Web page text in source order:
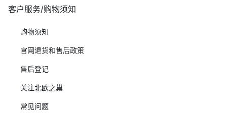
客户服务/购物须知
购物须知
官网退货和售后政策
售后登记
关注北欧之巢
常见问题